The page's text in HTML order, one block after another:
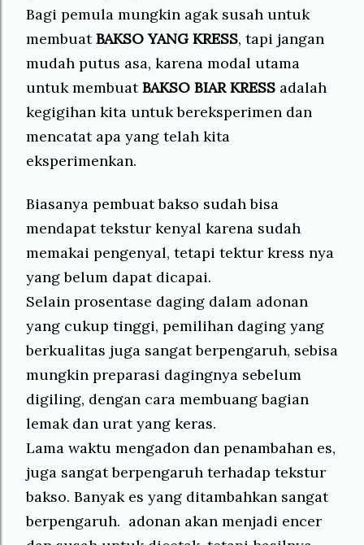
Bagi pemula mungkin agak susah untuk
membuatBAKSO YANG KRESS, tapi jangan
mudah putus asa, karena modal utama
untuk membuatBAKSO BIAR KRESS adalah
kegigihan kita untuk bereksperimen dan
mencatat apa yang telah kita
eksperimenkan.
Biasanya pembuat bakso sudah bisa
mendapat tekstur kenyal karena sudah
memakai pengenyal, tetapi tektur kress nya
yang belum dapat dicapai.
Selain prosentase daging dalam adonan
yang cukup tinggi, pemilihan daging yang
berkualitas juga sangat berpengaruh, sebisa
mungkin preparasi dagingnya sebelum
digiling, dengan cara membuang bagian
lemak dan urat yang keras.
Lama waktu mengadon dan penambahan es,
juga sangat berpengaruh terhadap tekstur
bakso. Banyak es yang ditambahkan sangat
berpengaruh. adonan akan menjadi encer